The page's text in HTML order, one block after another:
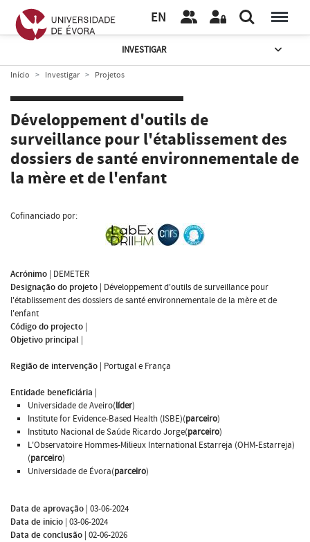
EN
INVESTIGAR
Início Investigar Projetos
Développement d'outils de
surveillance pour l'établissement des
dossiers de santé environnementale de
la mère et de l'enfant
Cofinanciado por:
Acrónimo | DEMETER
Designação do projeto | Développement d'outils de surveillance pour
l'établissement des dossiers de santé environnementale de la mère et de
l'enfant
Código do projecto |
Objetivo principal |
Região de intervenção | Portugal e França
Entidade beneficiária |
Universidade de Aveiro(líder)
Institute for Evidence-Based Health (ISBE)(parceiro)
Instituto Nacional de Saúde Ricardo Jorge(parceiro)
L'Observatoire Hommes-Milieux International Estarreja (OHM-Estarreja)
(parceiro)
Universidade de Évora(parceiro)
Data de aprovação | 03-06-2024
Data de inicio | 03-06-2024
Data de conclusão | 02-06-2026